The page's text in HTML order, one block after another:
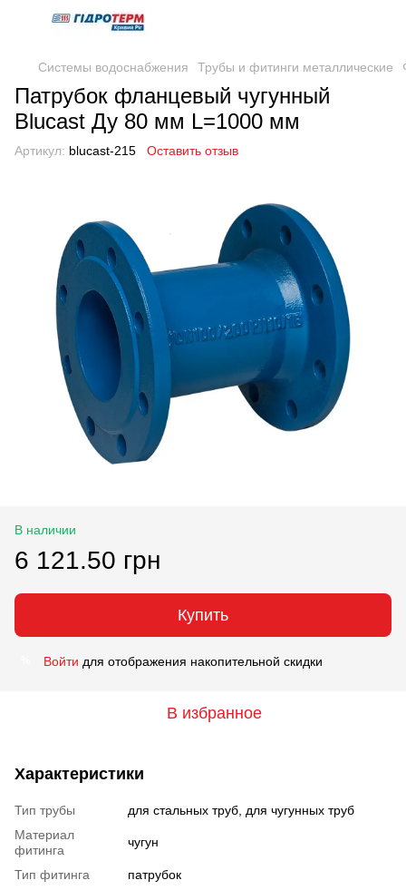
Системы водоснабжения Трубы и фитинги металлические
Патрубок фланцевый чугунный
Blucast Ду 80 мм L=1000 мм
Артикул: blucast-215 Оставить отзыв
В наличии
6 121.50 грн
Купить
Войти для отображения накопительной скидки
В избранное
Характеристики
Тип трубы
для стальных труб, для чугунных труб
Материал
фитинга
чугун
Тип фитинга
патрубок